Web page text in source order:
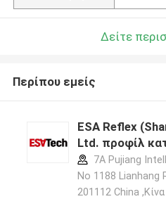
Δείτε
Περίπου εμείς
ESA Reflex
Ltd. προφίλ
7A Pujiang
No 1188 Lianhang
201112 China ,Κίνα